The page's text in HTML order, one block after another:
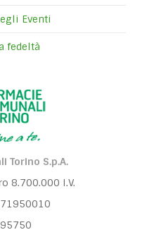
Eventi
fedeltà
Torino S.p.A.
8.700.000 I.V.